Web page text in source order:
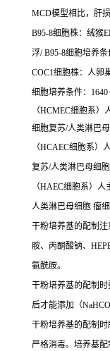
MCD模型相比，肝损
B95-8细胞株：绒猴
浮/ B95-8细胞培养条
COC1细胞株：人卵
细胞培养条件：
（HCMEC细胞系
细胞复苏/人类淋巴
（HCAEC细胞系）
复苏/人类淋巴母细
（HAEC细胞系）
人类淋巴母细胞 瘤
干粉培养基的配制
胺、丙酮酸钠、
氨酰胺。
干粉培养基的配制
后才能添加（
干粉培养基的配制
严格消毒。培养基配